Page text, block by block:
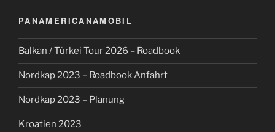
PANAMERICANAMOBIL
Balkan / Türkei Tour 2026 – Roadbook
Nordkap 2023 – Roadbook Anfahrt
Nordkap 2023 – Planung
Kroatien 2023